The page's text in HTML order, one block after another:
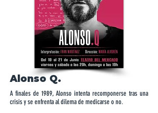
artístico, pedagógico y ético
de El Enjambre.
Alonso Q.
A finales de 1989, Alonso intenta recomponerse tras una
crisis y se enfrenta al dilema de medicarse o no.